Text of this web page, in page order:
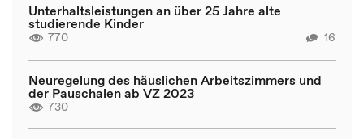
Unterhaltsleistungen an über 25 Jahre alte
studierende Kinder
770 16
Neuregelung des häuslichen Arbeitszimmers und
der Pauschalen ab VZ 2023
730